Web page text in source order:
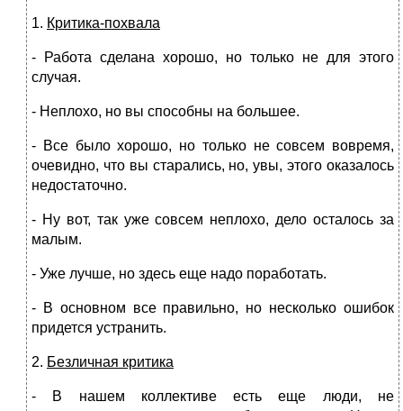
1. Критика-похвала
- Работа сделана хорошо, но только не для этого
случая.
- Неплохо, но вы способны на большее.
- Все было хорошо, но только не совсем вовремя,
очевидно, что вы старались, но, увы, этого оказалось
недостаточно.
- Ну вот, так уже совсем неплохо, дело осталось за
малым.
- Уже лучше, но здесь еще надо поработать.
- В основном все правильно, но несколько ошибок
придется устранить.
2. Безличная критика
- В нашем коллективе есть еще люди, не